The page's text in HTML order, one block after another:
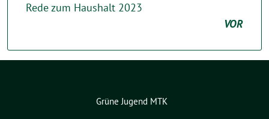
Rede zum Haushalt 2023
VOR
Grüne Jugend MTK